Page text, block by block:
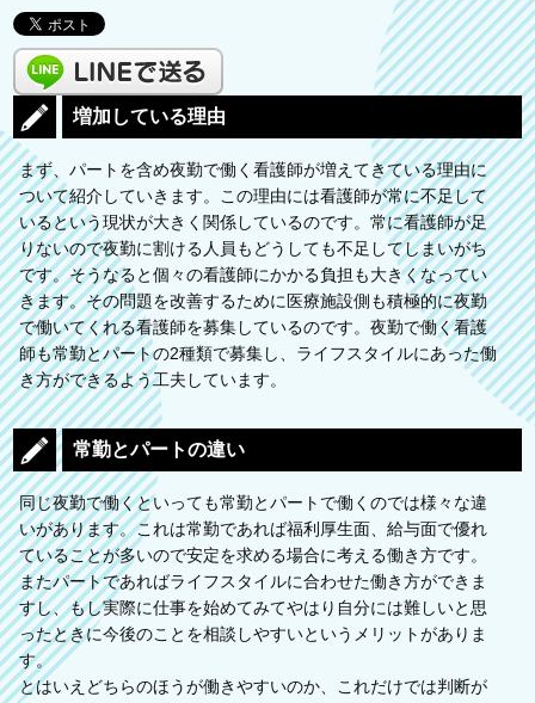
増加している理由
まず、パートを含め夜勤で働く看護師が増えてきている理由に
ついて紹介していきます。この理由には看護師が常に不足して
いるという現状が大きく関係しているのです。常に看護師が足
りないので夜勤に割ける人員もどうしても不足してしまいがち
です。そうなると個々の看護師にかかる負担も大きくなってい
きます。その問題を改善するために医療施設側も積極的に夜勤
で働いてくれる看護師を募集しているのです。夜勤で働く看護
師も常勤とパートの2種類で募集し、ライフスタイルにあった働
き方ができるよう工夫しています。
常勤とパートの違い
同じ夜勤で働くといっても常勤とパートで働くのでは様々な違
いがあります。これは常勤であれば福利厚生面、給与面で優れ
ていることが多いので安定を求める場合に考える働き方です。
またパートであればライフスタイルに合わせた働き方ができま
すし、もし実際に仕事を始めてみてやはり自分には難しいと思
ったときに今後のことを相談しやすいというメリットがありま
す。
とはいえどちらのほうが働きやすいのか、これだけでは判断が